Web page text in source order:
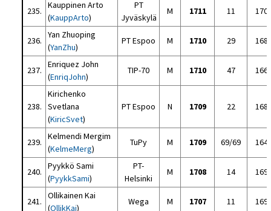
235.
Kauppinen Arto
(KauppArto)
PT
Jyväskylä
M 1711 11
236.
Yan Zhuoping
(YanZhu)
PT Espoo M 1710 29
237.
Enriquez John
(EnriqJohn)
TIP-70 M 1710 47
238.
Kirichenko
Svetlana
(KiricSvet)
PT Espoo N 1709 22
239.
Kelmendi Mergim
(KelmeMerg)
TuPy M 1709 69/69
240.
Pyykkö Sami
(PyykkSami)
PT-
Helsinki
M 1708 14
241.
Ollikainen Kai
(OllikKai)
Wega M 1707 11